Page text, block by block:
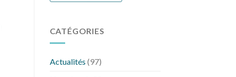
CATÉGORIES
Actualités (97)